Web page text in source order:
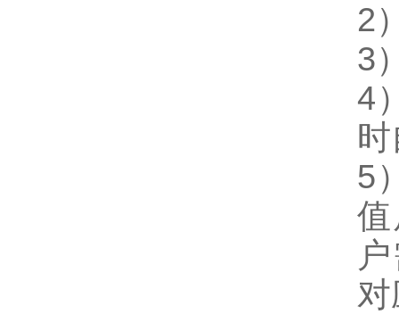
2
3
4
5